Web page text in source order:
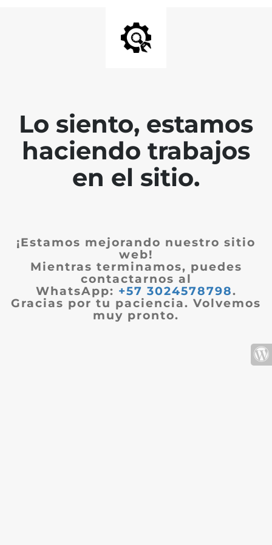
Lo siento, estamos
haciendo trabajos
en el sitio.
¡Estamos mejorando nuestro sitio
web!
Mientras terminamos, puedes
contactarnos al
WhatsApp: +57 3024578798.
Gracias por tu paciencia. Volvemos
muy pronto.